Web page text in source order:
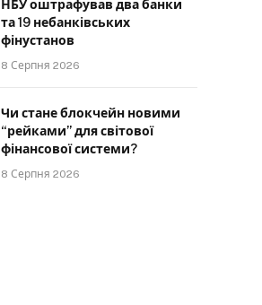
НБУ оштрафував два банки
та 19 небанківських
фінустанов
8 Серпня 2026
Чи стане блокчейн новими
“рейками” для світової
фінансової системи?
8 Серпня 2026